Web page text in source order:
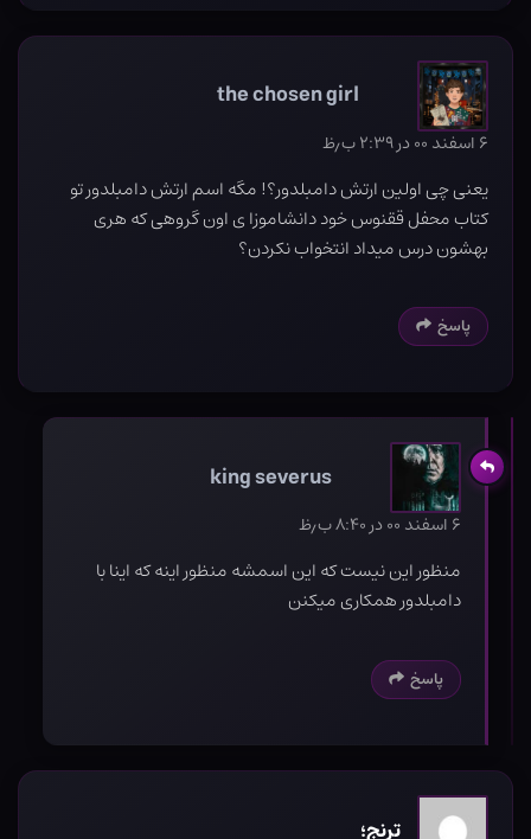
the chosen girl
۶ اسفند ۰۰ در ۲:۳۹ ب٫ظ
یعنی چی اولین ارتش دامبلدور؟! مگه اسم ارتش دامبلدور تو
کتاب محفل ققنوس خود دانشاموزا ی اون گروهی که هری
بهشون درس میداد انتخواب نکردن؟
پاسخ
king severus
۶ اسفند ۰۰ در ۸:۴۰ ب٫ظ
منظور این نیست که این اسمشه منظور اینه که اینا با
دامبلدور همکاری میکنن
پاسخ
ترنج؛